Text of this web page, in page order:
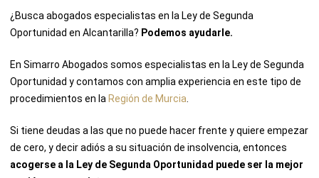
¿Busca abogados especialistas en la Ley de Segunda
Oportunidad en Alcantarilla? Podemos ayudarle.
En Simarro Abogados somos especialistas en la Ley de Segunda
Oportunidad y contamos con amplia experiencia en este tipo de
procedimientos en la Región de Murcia.
Si tiene deudas a las que no puede hacer frente y quiere empezar
de cero, y decir adiós a su situación de insolvencia, entonces
acogerse a la Ley de Segunda Oportunidad puede ser la mejor